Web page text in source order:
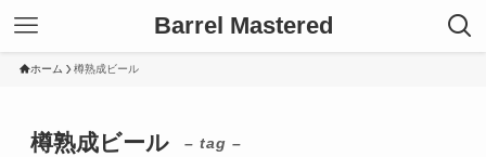
Barrel Mastered
ホーム 樽熟成ビール
樽熟成ビール – tag –